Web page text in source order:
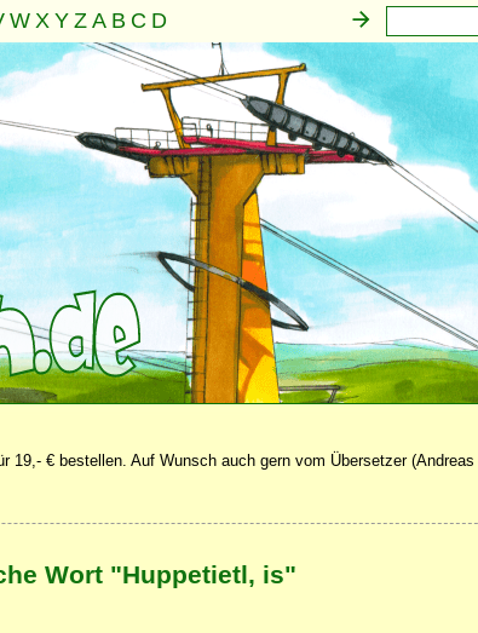
W X Y Z A B C D
· Nahrung·Natur Sonstiges
19,- € bestellen. Auf Wunsch auch gern vom Übersetzer
Wort "Huppetietl, is"